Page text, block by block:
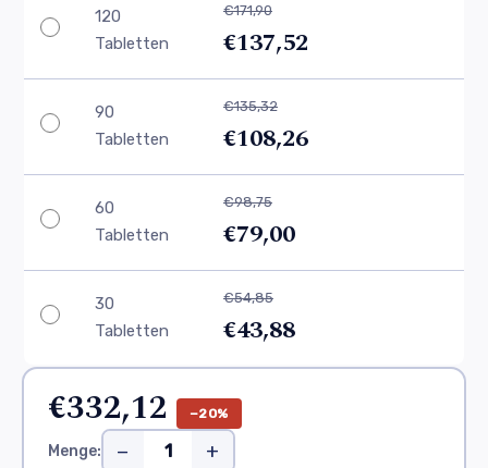
120
Tabletten
€171,90
€137,52
90
Tabletten
€135,32
€108,26
60
Tabletten
€98,75
€79,00
30
Tabletten
€54,85
€43,88
€332,12 −20%
Menge: − +